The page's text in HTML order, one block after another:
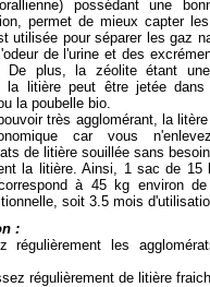
possédant une
permet de mieux capter
utilisée pour séparer les gaz
de l'urine et des
De plus, la zéolite étant
la litière peut être jetée dans
la poubelle bio.
très agglomérant, la
car vous
de litière souillée sans
la litière. Ainsi, 1 sac de 15
à 45 kg environ
soit 3.5 mois
:
régulièrement les
régulièrement de litière